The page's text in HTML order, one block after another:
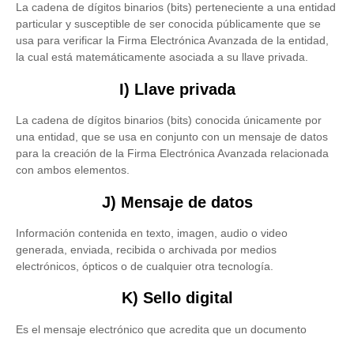
La cadena de dígitos binarios (bits) perteneciente a una entidad
particular y susceptible de ser conocida públicamente que se
usa para verificar la Firma Electrónica Avanzada de la entidad,
la cual está matemáticamente asociada a su llave privada.
I) Llave privada
La cadena de dígitos binarios (bits) conocida únicamente por
una entidad, que se usa en conjunto con un mensaje de datos
para la creación de la Firma Electrónica Avanzada relacionada
con ambos elementos.
J) Mensaje de datos
Información contenida en texto, imagen, audio o video
generada, enviada, recibida o archivada por medios
electrónicos, ópticos o de cualquier otra tecnología.
K) Sello digital
Es el mensaje electrónico que acredita que un documento